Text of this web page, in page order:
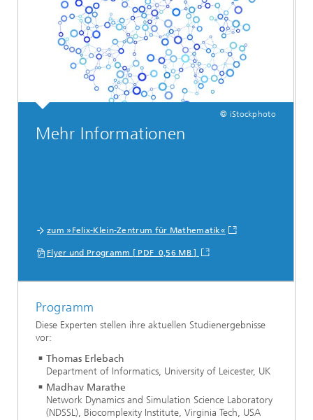
© iStockphoto
Mehr Informationen
zum »Felix-Klein-Zentrum für Mathematik«
Flyer und Programm [ PDF 0,56 MB ]
Programm
Diese Experten stellen ihre aktuellen Studienergebnisse
vor:
Thomas Erlebach
Department of Informatics, University of Leicester, UK
Madhav Marathe
Network Dynamics and Simulation Science Laboratory
(NDSSL), Biocomplexity Institute, Virginia Tech, USA